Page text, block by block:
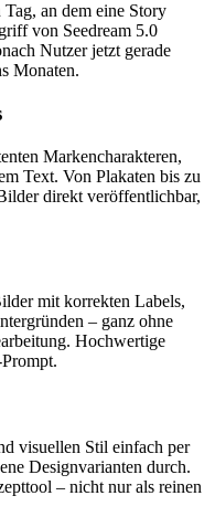
an dem eine Story
von Seedream 5.0
Nutzer jetzt gerade
Monaten.
Markencharakteren,
Text. Von Plakaten bis zu
direkt veröffentlichbar,
mit korrekten Labels,
– ganz ohne
Hochwertige
visuellen Stil einfach per
Designvarianten durch.
– nicht nur als reinen